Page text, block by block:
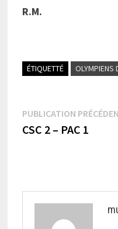
R.M.
ÉTIQUETTÉ OLYMPIENS
Navigation
de
PUBLICATION
CSC 2 – PAC 1